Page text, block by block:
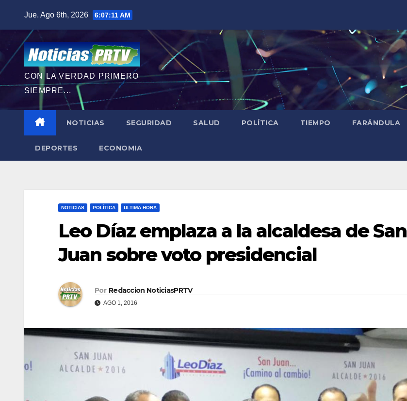
contenido
Jue. Ago 6th, 2026 6:07:13 AM
CON LA VERDAD PRIMERO
SIEMPRE...
NOTICIAS SEGURIDAD SALUD POLÍTICA TIEMPO FARÁNDULA
DEPORTES ECONOMIA
NOTICIAS POLÍTICA ULTIMA HORA
Leo Díaz emplaza a la alcaldesa de San
Juan sobre voto presidencial
Por Redaccion NoticiasPRTV
AGO 1, 2016